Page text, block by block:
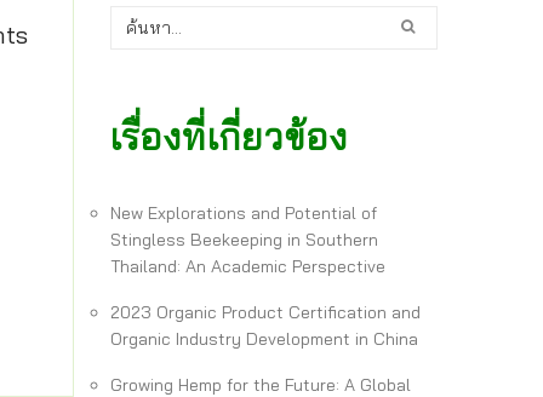
เรื่องที่เกี่ยวข้อง
New Explorations and Potential of
Stingless Beekeeping in Southern
Thailand: An Academic Perspective
2023 Organic Product Certification and
Organic Industry Development in China
Growing Hemp for the Future: A Global